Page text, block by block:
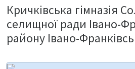
Кричківська гімназія
селищної ради Івано-
району Івано-